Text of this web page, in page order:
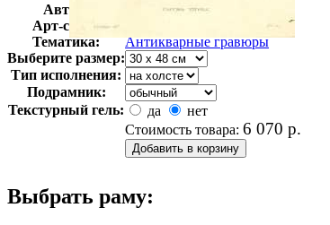
Автор:
Неизвестно
Арт-стиль
Тематика:
Антикварные гравюры
Выберите размер:
Тип исполнения:
Подрамник:
Текстурный гель:
да
нет
Стоимость товара: 6 070 р.
Выбрать раму: